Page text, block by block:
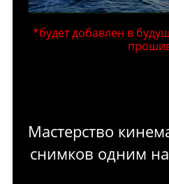
*будет добавлен в
Мастерство
снимков одним